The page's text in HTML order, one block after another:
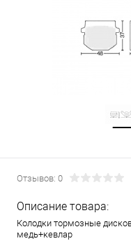
Отзывов: 0
Описание товара:
Колодки тормозные
медь+кевлар